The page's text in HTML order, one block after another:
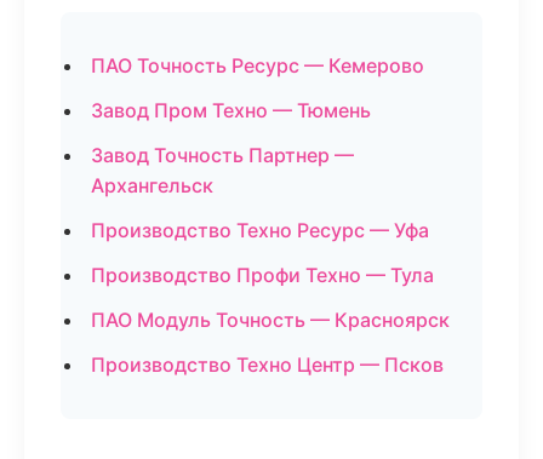
ПАО Точность Ресурс — Кемерово
Завод Пром Техно — Тюмень
Завод Точность Партнер —
Архангельск
Производство Техно Ресурс — Уфа
Производство Профи Техно — Тула
ПАО Модуль Точность — Красноярск
Производство Техно Центр — Псков